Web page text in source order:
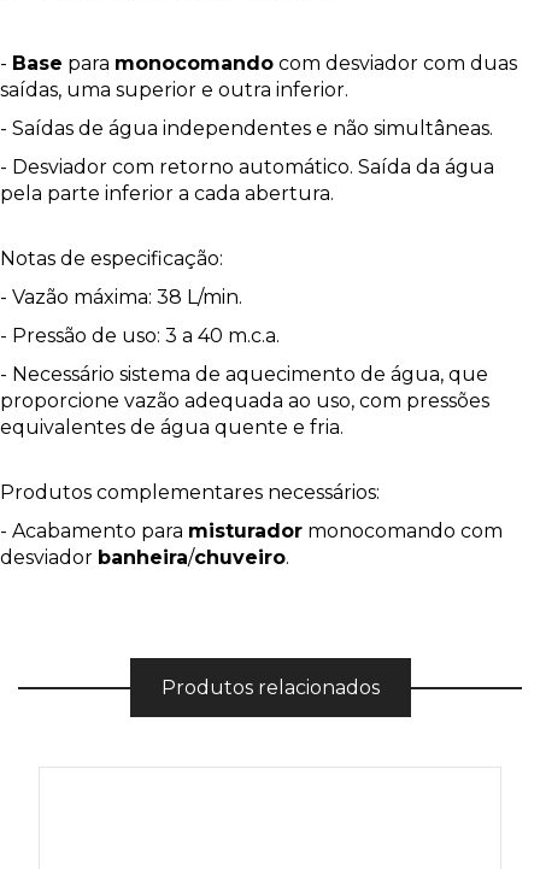
- Base para monocomando com desviador com duas
saídas, uma superior e outra inferior.
- Saídas de água independentes e não simultâneas.
- Desviador com retorno automático. Saída da água
pela parte inferior a cada abertura.
Notas de especificação:
- Vazão máxima: 38 L/min.
- Pressão de uso: 3 a 40 m.c.a.
- Necessário sistema de aquecimento de água, que
proporcione vazão adequada ao uso, com pressões
equivalentes de água quente e fria.
Produtos complementares necessários:
- Acabamento para misturador monocomando com
desviador banheira/chuveiro.
Produtos relacionados